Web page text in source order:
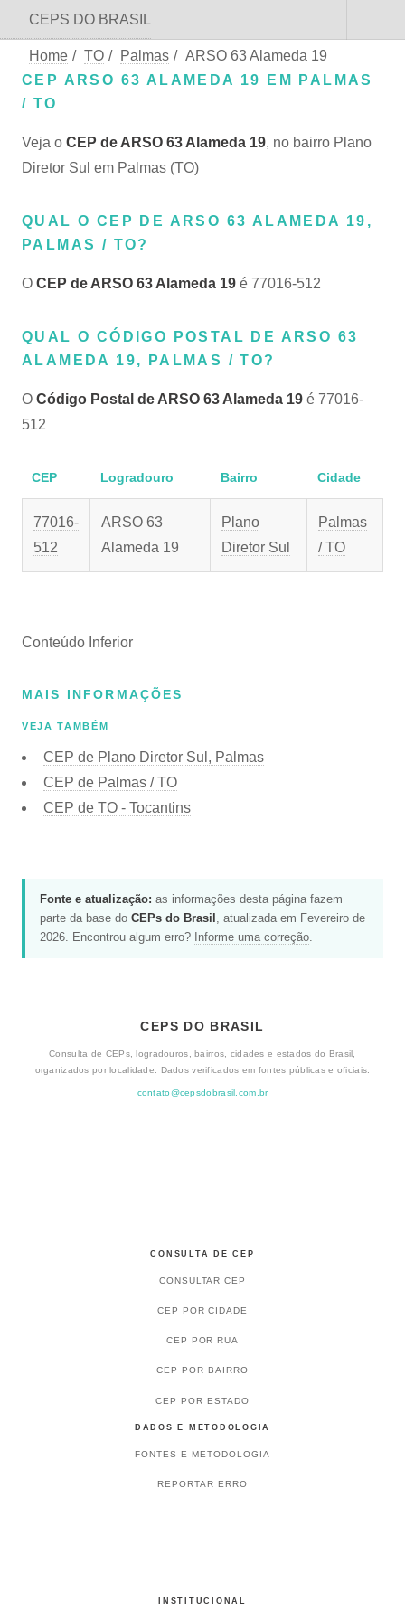
CEPS DO BRASIL
Home / TO / Palmas / ARSO 63 Alameda 19
CEP ARSO 63 ALAMEDA 19 EM PALMAS
/ TO
Veja o CEP de ARSO 63 Alameda 19, no bairro Plano
Diretor Sul em Palmas (TO)
QUAL O CEP DE ARSO 63 ALAMEDA 19,
PALMAS / TO?
O CEP de ARSO 63 Alameda 19 é 77016-512
QUAL O CÓDIGO POSTAL DE ARSO 63
ALAMEDA 19, PALMAS / TO?
O Código Postal de ARSO 63 Alameda 19 é 77016-
512
CEP Logradouro Bairro Cidade
77016-
512
ARSO 63
Alameda 19
Plano
Diretor Sul
Palmas
/ TO
Conteúdo Inferior
MAIS INFORMAÇÕES
VEJA TAMBÉM
CEP de Plano Diretor Sul, Palmas
CEP de Palmas / TO
CEP de TO - Tocantins
Fonte e atualização: as informações desta página fazem
parte da base do CEPs do Brasil , atualizada em Fevereiro de
2026. Encontrou algum erro? Informe uma correção.
CEPS DO BRASIL
Consulta de CEPs, logradouros, bairros, cidades e estados do Brasil,
organizados por localidade. Dados verificados em fontes públicas e oficiais.
contato@cepsdobrasil.com.br
CONSULTA DE CEP
CONSULTAR CEP
CEP POR CIDADE
CEP POR RUA
CEP POR BAIRRO
CEP POR ESTADO
DADOS E METODOLOGIA
FONTES E METODOLOGIA
REPORTAR ERRO
INSTITUCIONAL